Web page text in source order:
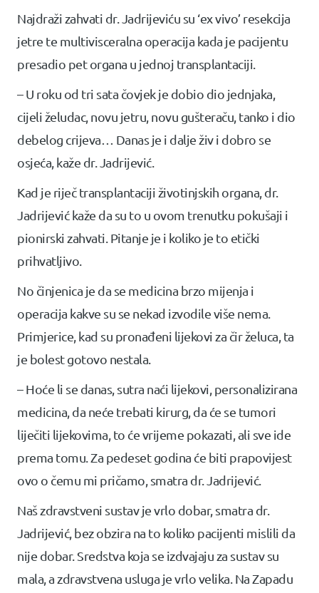
Najdraži zahvati dr. Jadrijeviću su ‘ex vivo’ resekcija
jetre te multivisceralna operacija kada je pacijentu
presadio pet organa u jednoj transplantaciji.
– U roku od tri sata čovjek je dobio dio jednjaka,
cijeli želudac, novu jetru, novu gušteraču, tanko i dio
debelog crijeva… Danas je i dalje živ i dobro se
osjeća, kaže dr. Jadrijević.
Kad je riječ transplantaciji životinjskih organa, dr.
Jadrijević kaže da su to u ovom trenutku pokušaji i
pionirski zahvati. Pitanje je i koliko je to etički
prihvatljivo.
No činjenica je da se medicina brzo mijenja i
operacija kakve su se nekad izvodile više nema.
Primjerice, kad su pronađeni lijekovi za čir želuca, ta
je bolest gotovo nestala.
– Hoće li se danas, sutra naći lijekovi, personalizirana
medicina, da neće trebati kirurg, da će se tumori
liječiti lijekovima, to će vrijeme pokazati, ali sve ide
prema tomu. Za pedeset godina će biti prapovijest
ovo o čemu mi pričamo, smatra dr. Jadrijević.
Naš zdravstveni sustav je vrlo dobar, smatra dr.
Jadrijević, bez obzira na to koliko pacijenti mislili da
nije dobar. Sredstva koja se izdvajaju za sustav su
mala, a zdravstvena usluga je vrlo velika. Na Zapadu